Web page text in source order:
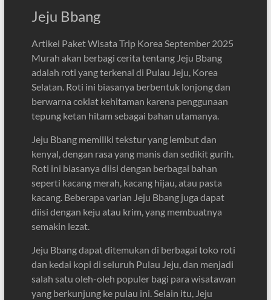
Jeju Bbang
Artikel Paket Wisata Trip Korea September 2025
Murah akan berbagi cerita tentang Jeju Bbang
adalah roti yang terkenal di Pulau Jeju, Korea
Selatan. Roti ini biasanya berbentuk lonjong dan
berwarna coklat kehitaman karena penggunaan
tepung ketan hitam sebagai bahan utamanya.
Jeju Bbang memiliki tekstur yang lembut dan
kenyal, dengan rasa yang manis dan sedikit gurih.
Roti ini biasanya diisi dengan berbagai bahan
seperti kacang merah, kacang hijau, atau pasta
kacang. Beberapa varian Jeju Bbang juga dapat
diisi dengan keju atau krim, yang membuatnya
semakin lezat.
Jeju Bbang dapat ditemukan di berbagai toko roti
dan kedai kopi di seluruh Pulau Jeju, dan menjadi
salah satu oleh-oleh populer bagi para wisatawan
yang berkunjung ke pulau ini. Selain itu, Jeju